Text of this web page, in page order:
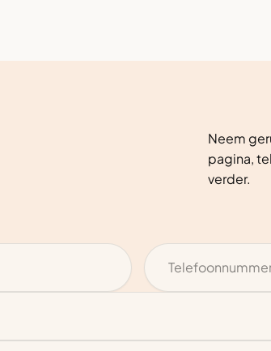
Neem
pagina,
verder.